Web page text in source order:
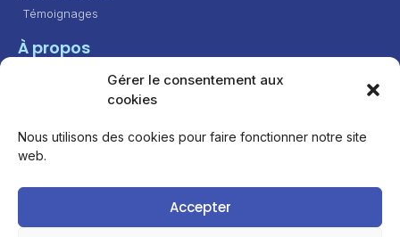
Gérer le consentement aux
cookies
Nous utilisons des cookies pour faire fonctionner notre site
web.
Accepter
Témoignages
À propos
Attribution - Pas d’Utilisation Commerciale - Partage
dans les Mêmes Conditions 4.0 International